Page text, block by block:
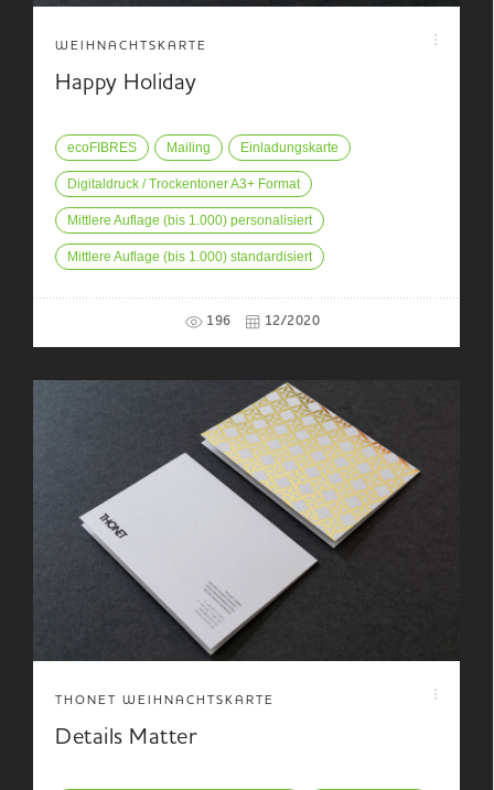
WEIHNACHTSKARTE
Happy Holiday
ecoFIBRES Mailing Einladungskarte
Digitaldruck / Trockentoner A3+ Format
Mittlere Auflage (bis 1.000) personalisiert
Mittlere Auflage (bis 1.000) standardisiert
196 12/2020
THONET WEIHNACHTSKARTE
Details Matter